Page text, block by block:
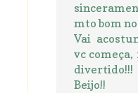
mto bom
Vai
vc
divertido!!!
Beijo!!